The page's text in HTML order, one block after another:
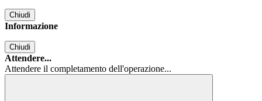
Chiudi
Informazione
Chiudi
Attendere...
Attendere il completamento dell'operazione...